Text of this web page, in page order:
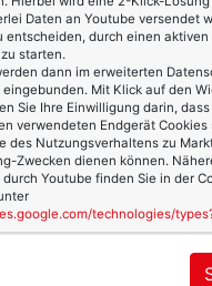
aus Prag
Kommentar antworten
21. Februar 2012 um
:-)
Kommentar antworten
Daten an Youtube versendet
entscheiden, durch einen aktiven
starten.
dann im erweiterten
eingebunden. Mit Klick auf den
Sie Ihre Einwilligung darin,
verwendeten Endgerät Cookies
des Nutzungsverhaltens zu
Zwecken dienen können.
Youtube finden Sie in der
technologies/